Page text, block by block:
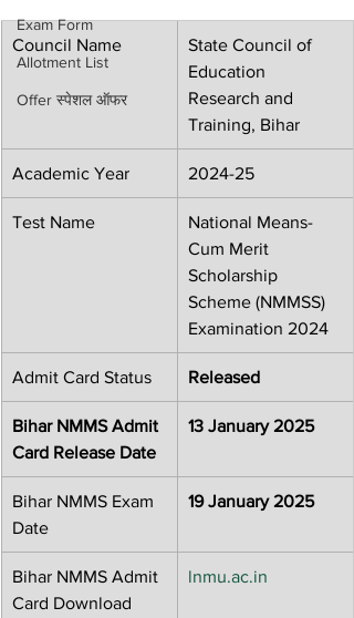
Exam Form
Allotment List
Offer स्पेशल ऑफर
Council Name
State Council of
Education
Research and
Training, Bihar
Academic Year 2024-25
Test Name
National Means-
Cum Merit
Scholarship
Scheme (NMMSS)
Examination 2024
Admit Card Status Released
Bihar NMMS Admit
Card Release Date
13 January 2025
Bihar NMMS Exam
Date
19 January 2025
Bihar NMMS Admit
Card Download
lnmu.ac.in